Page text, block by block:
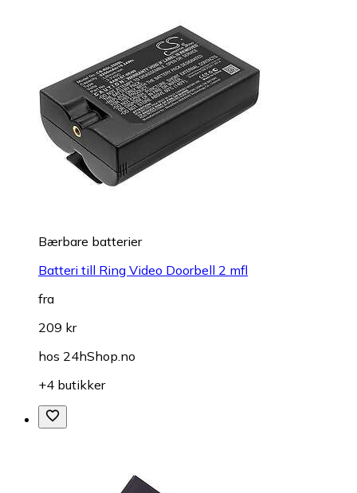
Bærbare batterier
Batteri till Ring Video Doorbell 2 mfl
fra
209 kr
hos 24hShop.no
+4 butikker